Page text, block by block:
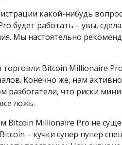
какой-нибудь
будет работать – увы,
Мы настоятельно
Bitcoin Millionaire
Конечно же, нам
разбогатели, что риски
ложь.
Millionaire Pro не
– кучки супер пупер